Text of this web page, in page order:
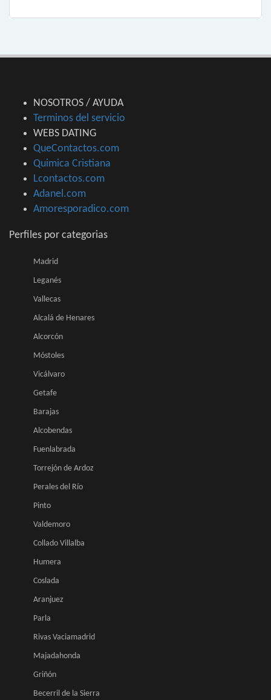
NOSOTROS / AYUDA
Terminos del servicio
WEBS DATING
QueContactos.com
Quimica Cristiana
Lcontactos.com
Adanel.com
Amoresporadico.com
Perfiles por categorias
Madrid
Leganés
Vallecas
Alcalá de Henares
Alcorcón
Móstoles
Vicálvaro
Getafe
Barajas
Alcobendas
Fuenlabrada
Torrejón de Ardoz
Perales del Río
Pinto
Valdemoro
Collado Villalba
Humera
Coslada
Aranjuez
Parla
Rivas Vaciamadrid
Majadahonda
Griñón
Becerril de la Sierra